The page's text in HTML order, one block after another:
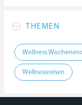
THEMEN
Wellness
Wellnessreisen